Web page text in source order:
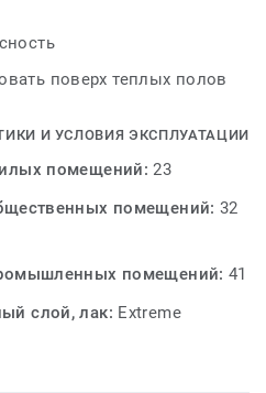
наполнить
деталями. На одном
укладки Art Vinyl вы
поверх теплых полов
И УСЛОВИЯ ЭКСПЛУАТАЦИИ
помещений:23
помещений:32
помещений:41
слой, лак: Extreme